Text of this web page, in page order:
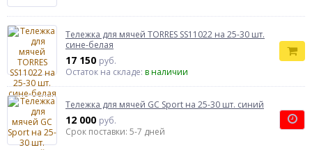
Тележка для мячей TORRES SS11022 на 25-30 шт.
сине-белая
17 150 руб.
Остаток на складе: в наличии
Тележка для мячей GC Sport на 25-30 шт. синий
12 000 руб.
Срок поставки: 5-7 дней